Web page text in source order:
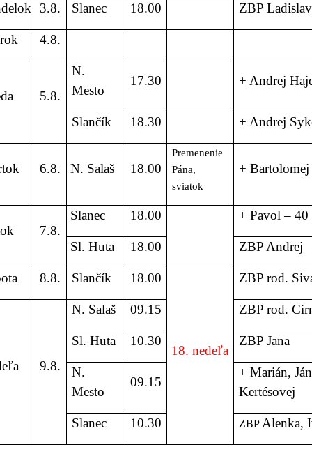
3.8. Slanec 18.00 ZBP Ladislav
4.8.
5.8.
N.
Mesto
17.30 + Andrej
Slančík 18.30 + Andrej
6.8. N. Salaš 18.00
Premenenie
Pána,
sviatok
+ Bartolomej
7.8.
Slanec 18.00 + Pavol – 40
Sl. Huta 18.00 ZBP Andrej
8.8. Slančík 18.00
18. nedeľa
ZBP rod.
9.8.
N. Salaš 09.15 ZBP rod.
Sl. Huta 10.30 ZBP Jana
N.
Mesto
09.15
+ Marián,
Kertésovej
Slanec 10.30 ZBP Alenka,